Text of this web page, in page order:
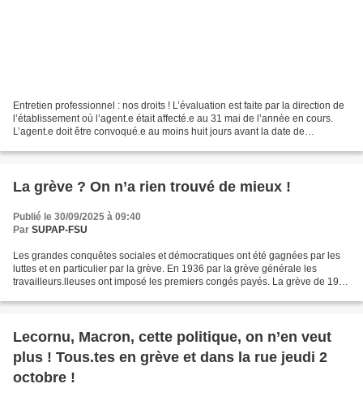
Entretien professionnel : nos droits ! L’évaluation est faite par la direction de
l’établissement où l’agent.e était affecté.e au 31 mai de l’année en cours.
L’agent.e doit être convoqué.e au moins huit jours avant la date de
La grève ? On n’a rien trouvé de mieux !
Publié le 30/09/2025 à 09:40
Par SUPAP-FSU
Les grandes conquêtes sociales et démocratiques ont été gagnées par les
luttes et en particulier par la grève. En 1936 par la grève générale les
travailleurs.lleuses ont imposé les premiers congés payés. La grève de 1968
Lecornu, Macron, cette politique, on n’en veut
plus ! Tous.tes en grève et dans la rue jeudi 2
octobre !